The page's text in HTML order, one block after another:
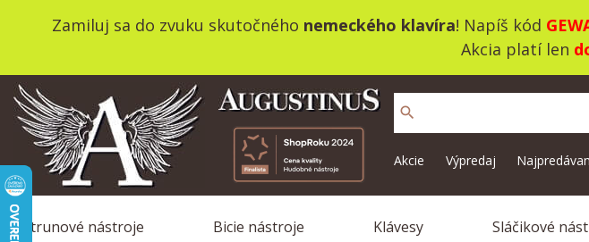
Zamiluj sa do zvuku skutočného nemeckého klavíra! Napíš kód
Akcia platí len
search
Akcie Výpredaj
Strunové nástroje Bicie nástroje Klávesy Sláčikové